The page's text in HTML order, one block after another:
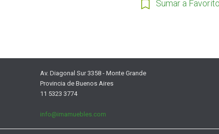
Sumar a
Av. Diagonal Sur 3358 - Monte Grande
Provincia de Buenos Aires
11 5323 3774
info@imamuebles.com